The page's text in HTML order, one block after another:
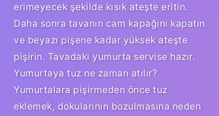
erimeyecek şekilde kısık ateşte eritin.
Daha sonra tavanın cam kapağını kapatın
ve beyazı pişene kadar yüksek ateşte
pişirin. Tavadaki yumurta servise hazır.
Yumurtaya tuz ne zaman atılır?
Yumurtalara pişirmeden önce tuz
eklemek, dokularının bozulmasına neden